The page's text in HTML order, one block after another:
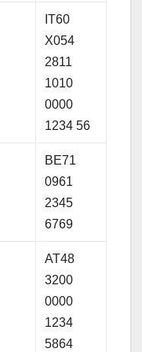
IT60
X054
2811
1010
0000
1234 56
BE71
0961
2345
6769
AT48
3200
0000
1234
5864